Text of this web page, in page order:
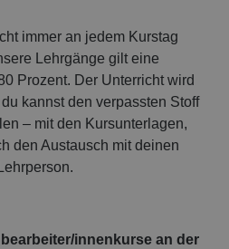
immer an jedem Kurstag
Lehrgänge gilt eine
Prozent. Der Unterricht wird
kannst den verpassten Stoff
– mit den Kursunterlagen,
den Austausch mit deinen
innenkurse an der